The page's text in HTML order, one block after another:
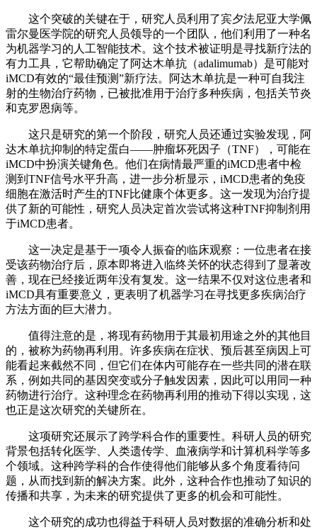
这个突破的关键在于，研究人员利用了宾夕法尼亚大学佩
雷尔曼医学院的研究人员领导的一个团队，他们利用了一种名
为机器学习的人工智能技术。这个技术被证明是寻找新疗法的
有力工具，它帮助确定了阿达木单抗（adalimumab）是可能对
iMCD有效的“最佳预测”新疗法。阿达木单抗是一种可自我注
射的生物治疗药物，已被批准用于治疗多种疾病，包括关节炎
和克罗恩病等。
这只是研究的第一个阶段，研究人员还通过实验发现，阿
达木单抗抑制的特定蛋白——肿瘤坏死因子（TNF），可能在
iMCD中扮演关键角色。他们在病情最严重的iMCD患者中检
测到TNF信号水平升高，进一步分析显示，iMCD患者的免疫
细胞在激活时产生的TNF比健康个体更多。这一发现为治疗提
供了新的可能性，研究人员决定首次尝试将这种TNF抑制剂用
于iMCD患者。
这一决定是基于一项令人振奋的临床观察：一位患者在接
受该药物治疗后，原本即将进入临终关怀的状态得到了显著改
善，现在已经接近两年没有复发。这一结果不仅对这位患者和
iMCD具有重要意义，更表明了机器学习在寻找更多疾病治疗
方法方面的巨大潜力。
值得注意的是，将现有药物用于其最初用途之外的其他目
的，被称为药物再利用。许多疾病在症状、预后甚至病因上可
能看起来截然不同，但它们在体内可能存在一些共同的潜在联
系，例如共同的基因突变或分子触发因素，因此可以用同一种
药物进行治疗。这种理念在药物再利用的推动下得以实现，这
也正是这次研究的关键所在。
这项研究还展示了跨学科合作的重要性。科研人员的研究
背景包括转化医学、人类遗传学、血液病学和计算机科学等多
个领域。这种跨学科的合作使得他们能够从多个角度看待问
题，从而找到新的解决方案。此外，这种合作也推动了知识的
传播和共享，为未来的研究提供了更多的机会和可能性。
这个研究的成功也得益于科研人员对数据的准确分析和处